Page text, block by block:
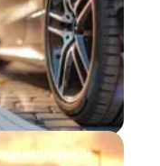
et statistiques de